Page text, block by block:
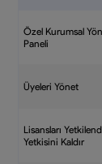
Özel Kurumsal
Paneli
Üyeleri Yönet
Lisansları
Yetkisini Kaldır